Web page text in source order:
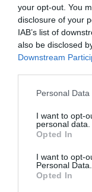
your opt-out. You
disclosure of your
IAB’s list of
also be disclosed
Downstream
Personal
I want to opt-
personal data.
Opted In
I want to opt-
Personal Data.
Opted In
de datos
clubes de LaLiga,
clubes de ligas
FEB.
La plataforma
de patrocinio en
fútbol y
tipología de
valor económico
través de